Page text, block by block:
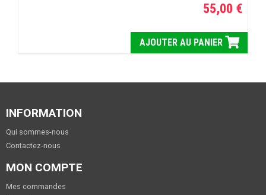
55,00 €
AJOUTER AU PANIER
INFORMATION
Qui sommes-nous
Contactez-nous
MON COMPTE
Mes commandes